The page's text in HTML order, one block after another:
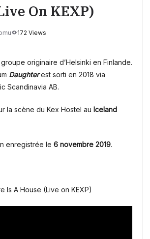
On KEXP)
172 Views
originaire d’Helsinki en Finlande.
Daughterest sorti en 2018 via
Scandinavia AB.
la scène du Kex Hostel au Iceland
enregistrée le 6 novembre 2019.
Is A House (Live on KEXP)